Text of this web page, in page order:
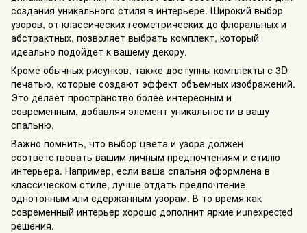
создания уникального стиля в интерьере. Широкий выбор
узоров, от классических геометрических до флоральных и
абстрактных, позволяет выбрать комплект, который
идеально подойдет к вашему декору.
Кроме обычных рисунков, также доступны комплекты с 3D
печатью, которые создают эффект объемных изображений.
Это делает пространство более интересным и
современным, добавляя элемент уникальности в вашу
спальню.
Важно помнить, что выбор цвета и узора должен
соответствовать вашим личным предпочтениям и стилю
интерьера. Например, если ваша спальня оформлена в
классическом стиле, лучше отдать предпочтение
однотонным или сдержанным узорам. В то время как
современный интерьер хорошо дополнит яркие иunexpected
решения.